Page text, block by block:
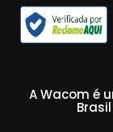
A Wacom é